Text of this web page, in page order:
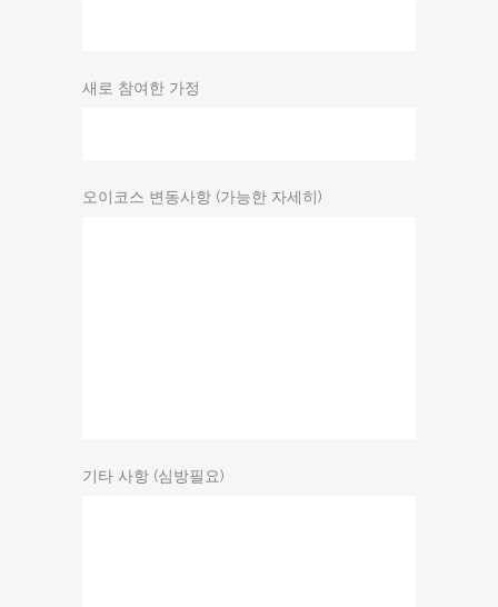
새로 참여한 가정
오이코스 변동사항 (가능한 자세히)
기타 사항 (심방필요)